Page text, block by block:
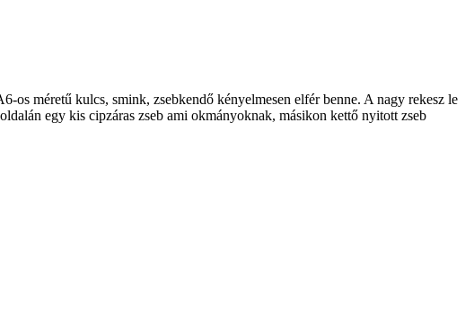
os méretű kulcs, smink, zsebkendő kényelmesen elfér benne. A nagy rekesz le
egy kis cipzáras zseb ami okmányoknak, másikon kettő nyitott zseb